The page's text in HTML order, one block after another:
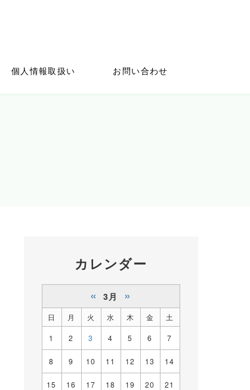
個人情報取扱い お問い合わせ
カレンダー
« 3月 »
日 月 火 水 木 金 土
1 2 3 4 5 6 7
8 9 10 11 12 13 14
15 16 17 18 19 20 21